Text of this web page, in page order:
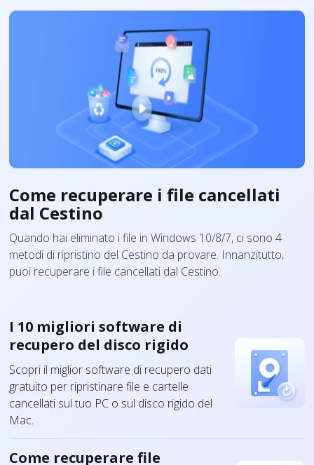
Come recuperare i file cancellati
dal Cestino
Quando hai eliminato i file in Windows 10/8/7, ci sono 4
metodi di ripristino del Cestino da provare. Innanzitutto,
puoi recuperare i file cancellati dal Cestino.
I 10 migliori software di
recupero del disco rigido
Scopri il miglior software di recupero dati
gratuito per ripristinare file e cartelle
cancellati sul tuo PC o sul disco rigido del
Mac.
Come recuperare file